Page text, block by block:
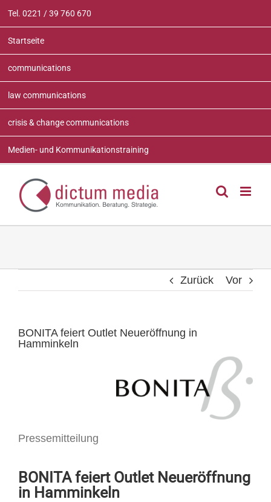
Inhalt
springen
Tel. 0221 / 39 760 670
Startseite
communications
law communications
crisis & change communications
Medien- und Kommunikationstraining
Zurück Vor
BONITA feiert Outlet Neueröffnung in
Hamminkeln
Pressemitteilung
BONITA feiert Outlet Neueröffnung
in Hamminkeln